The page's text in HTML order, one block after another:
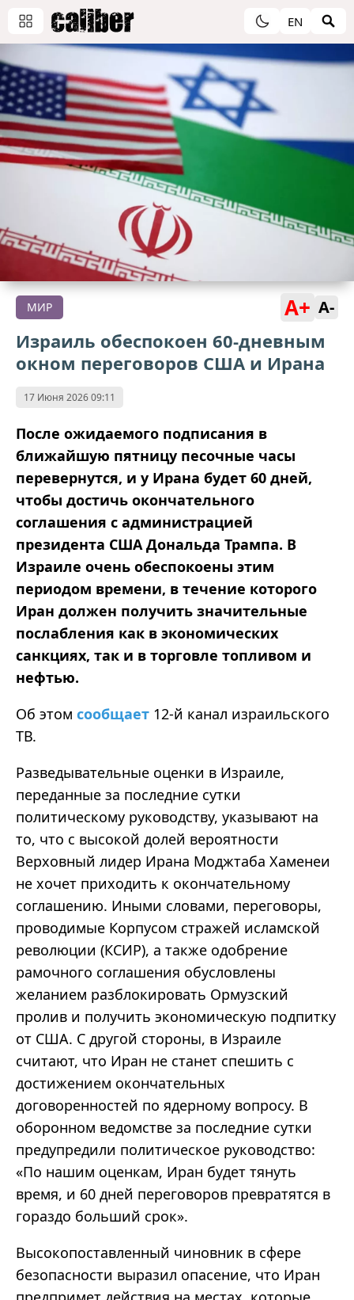
EN
МИР A+ A-
Израиль обеспокоен 60-дневным
окном переговоров США и Ирана
17 Июня 2026 09:11
После ожидаемого подписания в
ближайшую пятницу песочные часы
перевернутся, и у Ирана будет 60 дней,
чтобы достичь окончательного
соглашения с администрацией
президента США Дональда Трампа. В
Израиле очень обеспокоены этим
периодом времени, в течение которого
Иран должен получить значительные
послабления как в экономических
санкциях, так и в торговле топливом и
нефтью.
Об этом сообщает 12-й канал израильского
ТВ.
Разведывательные оценки в Израиле,
переданные за последние сутки
политическому руководству, указывают на
то, что с высокой долей вероятности
Верховный лидер Ирана Моджтаба Хаменеи
не хочет приходить к окончательному
соглашению. Иными словами, переговоры,
проводимые Корпусом стражей исламской
революции (КСИР), а также одобрение
рамочного соглашения обусловлены
желанием разблокировать Ормузский
пролив и получить экономическую подпитку
от США. С другой стороны, в Израиле
считают, что Иран не станет спешить с
достижением окончательных
договоренностей по ядерному вопросу. В
оборонном ведомстве за последние сутки
предупредили политическое руководство:
«По нашим оценкам, Иран будет тянуть
время, и 60 дней переговоров превратятся в
гораздо больший срок».
Высокопоставленный чиновник в сфере
безопасности выразил опасение, что Иран